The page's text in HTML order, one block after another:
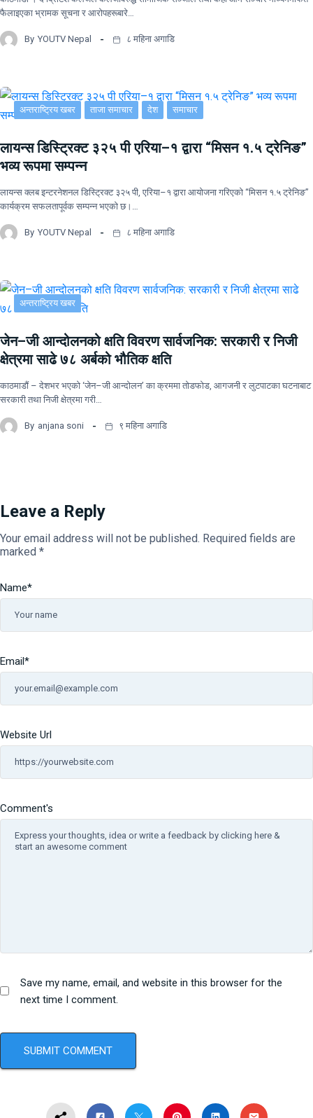
फैलाइएका भ्रामक सूचना र आरोपहरूबारे…
By YOUTV Nepal ८ महिना अगाडि
अन्तराष्ट्रिय खबर ताजा समाचार देश समाचार
लायन्स डिस्ट्रिक्ट ३२५ पी एरिया–१ द्वारा “मिसन १.५ ट्रेनिङ”
भव्य रूपमा सम्पन्न
लायन्स क्लब इन्टरनेशनल डिस्ट्रिक्ट ३२५ पी, एरिया–१ द्वारा आयोजना गरिएको “मिसन १.५ ट्रेनिङ”
कार्यक्रम सफलतापूर्वक सम्पन्न भएको छ।…
By YOUTV Nepal ८ महिना अगाडि
अन्तराष्ट्रिय खबर
जेन–जी आन्दोलनको क्षति विवरण सार्वजनिक: सरकारी र निजी
क्षेत्रमा साढे ७८ अर्बको भौतिक क्षति
काठमाडौं – देशभर भएको ‘जेन–जी आन्दोलन’ का क्रममा तोडफोड, आगजनी र लुटपाटका घटनाबाट
सरकारी तथा निजी क्षेत्रमा गरी…
By anjana soni ९ महिना अगाडि
Leave a Reply
Your email address will not be published. Required fields are
marked *
Comment's
Name*
Email*
Website Url
Save my name, email, and website in this browser for the
next time I comment.